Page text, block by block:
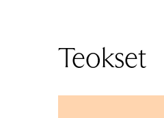
Teokset